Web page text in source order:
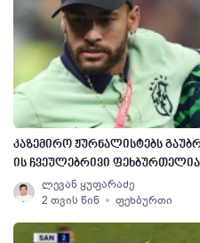
კაზემირო ჟურნალისტებს
ის ჩვეულებრივი
ლევან ყუფარაძე
2 თვის წინ
ფეხბურთი